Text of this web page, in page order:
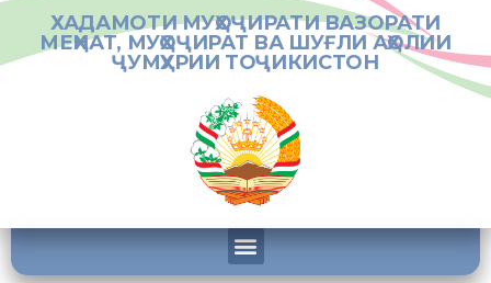
ХАДАМОТИ МУҲОҶИРАТИ ВАЗОРАТИ
МЕҲНАТ, МУҲОҶИРАТ ВА ШУҒЛИ АҲОЛИИ
ҶУМҲУРИИ ТОҶИКИСТОН